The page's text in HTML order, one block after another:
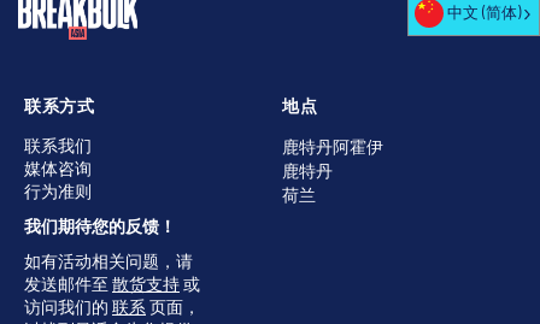
地点
鹿特丹阿霍伊
鹿特丹
荷兰
联系方式
联系我们
媒体咨询
行为准则
我们期待您的反馈！
如有活动相关问题，请
发送邮件至 散货支持或
访问我们的 联系 页面，
中文 (简体)